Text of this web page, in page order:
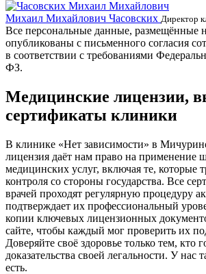
Михаил Михайлович Часовских Директор
Все персональные данные, размещённые
опубликованы с письменного согласия
в соответствии с требованиями
ФЗ.
Медицинские лицензии,
сертификаты клиники
В клинике «Нет зависимости» в
лицензия даёт нам право на применение
медицинских услуг, включая те, которые
контроля со стороны государства. Все
врачей проходят регулярную процедуру
подтверждает их профессиональный
копии ключевых лицензионных
сайте, чтобы каждый мог проверить их
Доверяйте своё здоровье только тем, кто
доказательства своей легальности. У нас
есть.